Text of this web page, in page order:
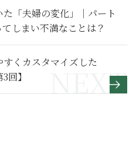
「夫婦の変化」｜パート
しまい不満なことは？
くカスタマイズした
】